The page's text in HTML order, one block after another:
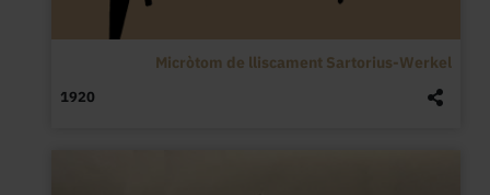
Micròtom de lliscament Sartorius-Werkel
1920